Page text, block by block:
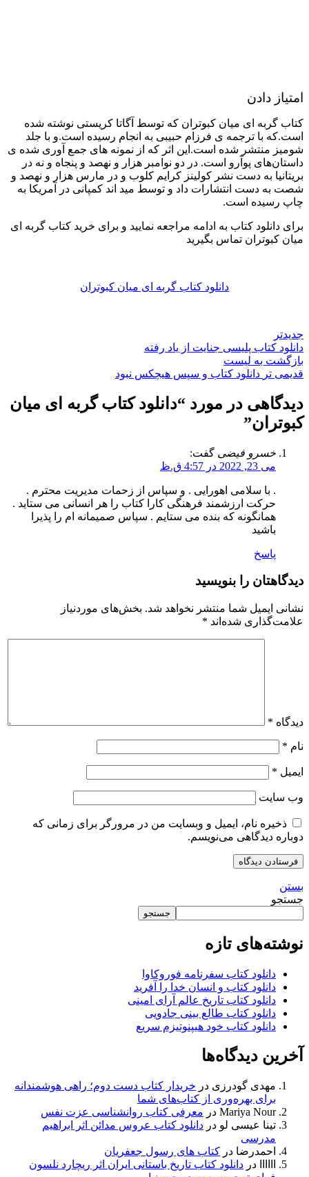
امتیاز دادن
کتاب گربه ای میان کبوتران که توسط آگاتا کریستی نوشته شده
است.که با ترجمه ی فرزام حبیبی به انجام رسیده است.و با جلد
شومیز منتشر شده است.این اثر که از نمونه های جمع آوری شده ی
داستان‌های پوآرو است. در دو نوامبر هزار و نهصد و پنجاه و نه در
بریتانیا به دست نشر کولینز کرایم کلوب و در مارس هزار و نهصد و
شصت به دست انتشارات داد و توسط مید اند کمپانی در آمریکا به
چاپ رسیده است.
برای دانلود کتاب به ادامه مراجعه نمایید و برای خرید کتاب گربه ای
میان کبوتران تماس بگیرید
دانلود کتاب گربه ای میان کبوتران
جدیدتر
دانلود کتاب پلیسی جنایت از یاد رفته
بازگشت به لیست
قدیمی تر دانلود کتاب و سپس هیچکس نبود
دیدگاهی در مورد “دانلود کتاب گربه ای میان
کبوتران”
خسرو فیضی گفت:
می 23, 2022 در 4:57 ق.ظ
. با سلامی اهورایی . و سپاس از زحمات مدیریت محترم .
حرکت ارزشمند فرهنگی کارا کتاب را هر انسانی می ستاید .
همانگونه که بنده می ستایم . سپاس صمیمانه ام را پذیرا
باشید
پاسخ
دیدگاهتان را بنویسید
نشانی ایمیل شما منتشر نخواهد شد. بخش‌های موردنیاز
علامت‌گذاری شده‌اند *
دیدگاه *
نام *
ایمیل *
وب‌ سایت
ذخیره نام، ایمیل و وبسایت من در مرورگر برای زمانی که
دوباره دیدگاهی می‌نویسم.
بستن
جستجو
جستجو
نوشته‌های تازه
دانلود کتاب سفرنامه فوروکاوا
دانلود کتاب و انسان خدا را آفرید
دانلود کتاب تاریخ عالم آرای امینی
دانلود کتاب طالع بینی جادویی
دانلود کتاب خود هیپنوتیزم سریع
آخرین دیدگاه‌ها
مهدی گودرزی در خریدار کتاب دست دوم؛ راهی هوشمندانه
برای بهره‌وری از کتاب‌های شما
Mariya Nour در معرفی کتاب روانشناسی عزت نفس
تینا عیسی لو در دانلود کتاب عروس مدائن اثر ابراهیم
مدرسی
احمدرضا در کتاب های رسول جعفریان
در دانلود کتاب تاریخ باستانی ایران اثر ریچارد نلسون